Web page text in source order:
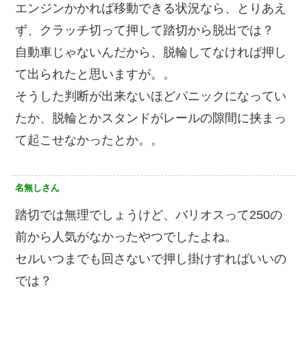
エンジンかかれば移動できる状況なら、とりあえ
ず、クラッチ切って押して踏切から脱出では？
自動車じゃないんだから、脱輪してなければ押し
て出られたと思いますが。。
そうした判断が出来ないほどパニックになってい
たか、脱輪とかスタンドがレールの隙間に挟まっ
て起こせなかったとか。。
名無しさん
踏切では無理でしょうけど、バリオスって250の
前から人気がなかったやつでしたよね。
セルいつまでも回さないで押し掛けすればいいの
では？